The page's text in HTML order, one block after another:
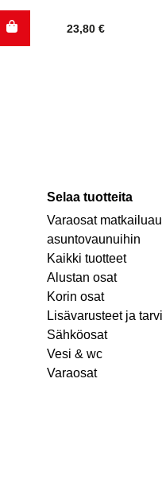
23,80 €
Selaa tuotteita
Varaosat
asuntovaunuihin
Kaikki tuotteet
Alustan osat
Korin osat
Lisävarusteet ja
Sähköosat
Vesi & wc
Varaosat